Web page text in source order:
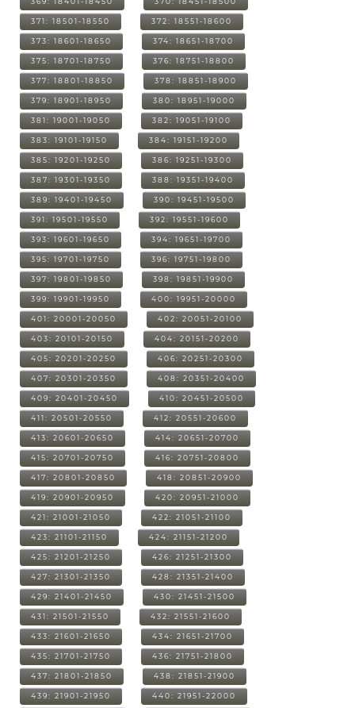
371: 18501-18550 372: 18551-18600
373: 18601-18650 374: 18651-18700
375: 18701-18750 376: 18751-18800
377: 18801-18850 378: 18851-18900
379: 18901-18950 380: 18951-19000
381: 19001-19050 382: 19051-19100
383: 19101-19150 384: 19151-19200
385: 19201-19250 386: 19251-19300
387: 19301-19350 388: 19351-19400
389: 19401-19450 390: 19451-19500
391: 19501-19550 392: 19551-19600
393: 19601-19650 394: 19651-19700
395: 19701-19750 396: 19751-19800
397: 19801-19850 398: 19851-19900
399: 19901-19950 400: 19951-20000
401: 20001-20050 402: 20051-20100
403: 20101-20150 404: 20151-20200
405: 20201-20250 406: 20251-20300
407: 20301-20350 408: 20351-20400
409: 20401-20450 410: 20451-20500
411: 20501-20550 412: 20551-20600
413: 20601-20650 414: 20651-20700
415: 20701-20750 416: 20751-20800
417: 20801-20850 418: 20851-20900
419: 20901-20950 420: 20951-21000
421: 21001-21050 422: 21051-21100
423: 21101-21150 424: 21151-21200
425: 21201-21250 426: 21251-21300
427: 21301-21350 428: 21351-21400
429: 21401-21450 430: 21451-21500
431: 21501-21550 432: 21551-21600
433: 21601-21650 434: 21651-21700
435: 21701-21750 436: 21751-21800
437: 21801-21850 438: 21851-21900
439: 21901-21950 440: 21951-22000